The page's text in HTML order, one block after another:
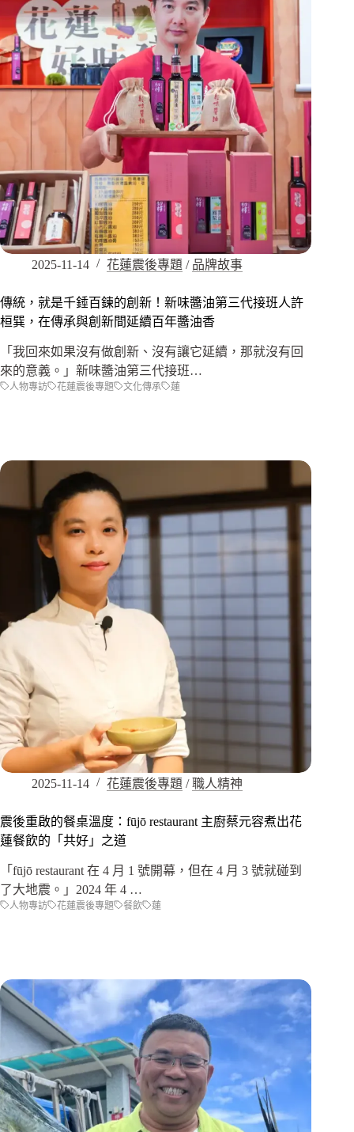
2025-11-14 花蓮震後專題 / 品牌故事
傳統，就是千錘百鍊的創新！新味醬油第三代接班人許
桓巽，在傳承與創新間延續百年醬油香
「我回來如果沒有做創新、沒有讓它延續，那就沒有回
來的意義。」新味醬油第三代接班…
人物專訪 花蓮震後專題 文化傳承 蓮
2025-11-14 花蓮震後專題 /職人精神
震後重啟的餐桌溫度：fūjō restaurant 主廚蔡元容煮出花
蓮餐飲的「共好」之道
「fūjō restaurant 在 4 月 1 號開幕，但在 4 月 3 號就碰到
了大地震。」2024 年 4 …
人物專訪 花蓮震後專題 餐飲 蓮